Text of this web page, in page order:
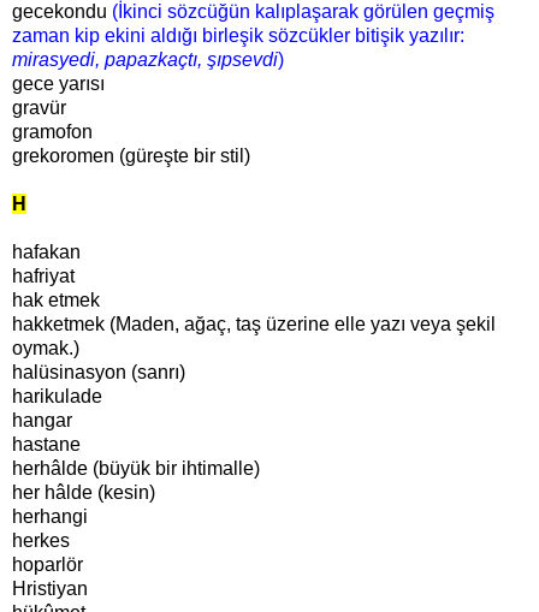
gecekondu (İkinci sözcüğün kalıplaşarak görülen geçmiş
zaman kip ekini aldığı birleşik sözcükler bitişik yazılır:
mirasyedi, papazkaçtı, şıpsevdi)
gece yarısı
gravür
gramofon
grekoromen (güreşte bir stil)
H
hafakan
hafriyat
hak etmek
hakketmek (Maden, ağaç, taş üzerine elle yazı veya şekil
oymak.)
halüsinasyon (sanrı)
harikulade
hangar
hastane
herhâlde (büyük bir ihtimalle)
her hâlde (kesin)
herhangi
herkes
hoparlör
Hristiyan